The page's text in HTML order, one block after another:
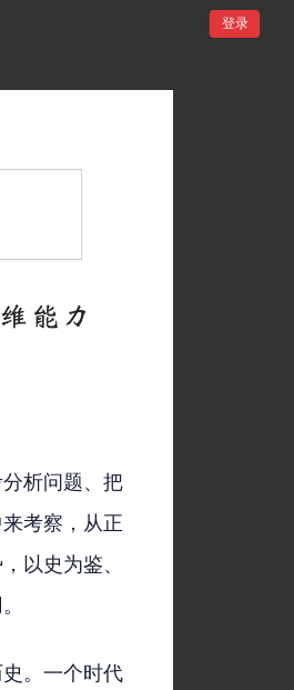
登录
析问题、把
考察，从正
以史为鉴、
。一个时代